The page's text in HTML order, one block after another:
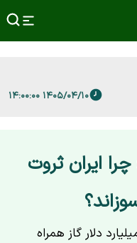
۱۴۰۵/۰۴/۱۰ ۱۴:۰۰:۰۰
چرا ایران ثروت
در سال ۲۰۲۵ با سوزاندن ۱۰ میلیارد دلار گاز همراه